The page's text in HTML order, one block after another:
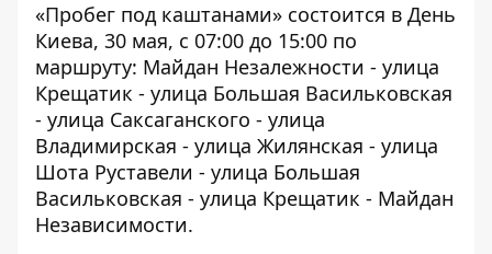
«Пробег под каштанами» состоится в День
Киева, 30 мая, с 07:00 до 15:00 по
маршруту: Майдан Незалежности - улица
Крещатик - улица Большая Васильковская
- улица Саксаганского - улица
Владимирская - улица Жилянская - улица
Шота Руставели - улица Большая
Васильковская - улица Крещатик - Майдан
Независимости.